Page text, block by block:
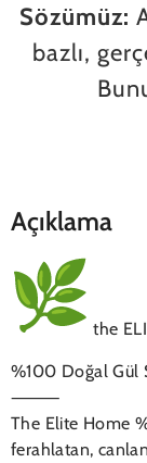
Sözümüz:
bazlı,
Açıklama
the
%100 Doğal Gül
⸻
The Elite Home
ferahlatan,